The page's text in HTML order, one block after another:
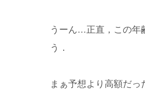
うーん…正直，この年
う．
まぁ予想より高額だっ